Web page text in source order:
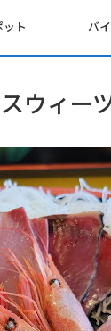
ト バ
ウィー